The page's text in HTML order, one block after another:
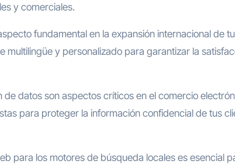
y comerciales.
fundamental en la expansión internacional de
multilingüe y personalizado para garantizar la
datos son aspectos críticos en el comercio
para proteger la información confidencial de tus
para los motores de búsqueda locales es esencial